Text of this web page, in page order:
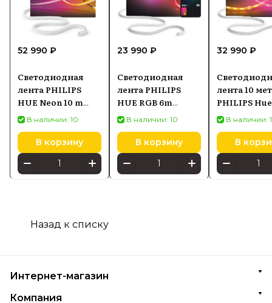
52 990 ₽
Светодиодная
лента PHILIPS
HUE Neon 10 m
8721103088857
В наличии: 10
В корзину
23 990 ₽
Светодиодная
лента PHILIPS
HUE RGB 6m
929004610702
В наличии: 10
В корзину
32 990 ₽
лента 10
PHILIPS
Strip RGB
В наличии:
В
Назад к списку
Интернет-магазин
Компания